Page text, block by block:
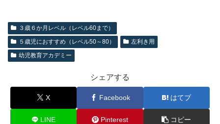
３歳６か月レベル（レベル60まで）
５歳児におすすめ（レベル50～80）
左利き用
幼児教育アカデミー
シェアする
X Facebook はてブ
LINE Pinterest コピー